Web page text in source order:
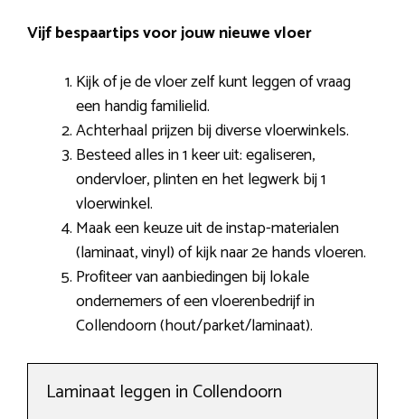
Vijf bespaartips voor jouw nieuwe vloer
Kijk of je de vloer zelf kunt leggen of vraag
een handig familielid.
Achterhaal prijzen bij diverse vloerwinkels.
Besteed alles in 1 keer uit: egaliseren,
ondervloer, plinten en het legwerk bij 1
vloerwinkel.
Maak een keuze uit de instap-materialen
(laminaat, vinyl) of kijk naar 2e hands vloeren.
Profiteer van aanbiedingen bij lokale
ondernemers of een vloerenbedrijf in
Collendoorn (hout/parket/laminaat).
Laminaat leggen in Collendoorn